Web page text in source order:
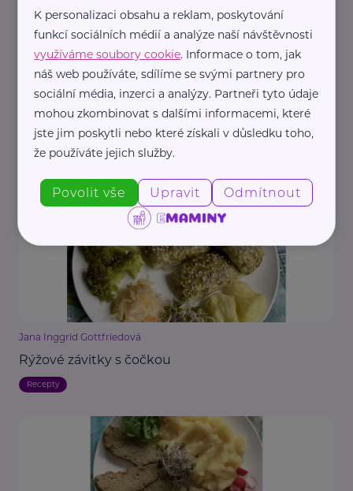
Jana Inggrid Gottfriedová
Kapustové karbanátky s fazolemi
Recepty
Jana Inggrid Gottfriedová
Rýžové závitky s čočkou
Recepty
K personalizaci obsahu a reklam, poskytování
funkcí sociálních médií a analýze naší návštěvnosti
využíváme soubory cookie. Informace o tom, jak
náš web používáte, sdílíme se svými partnery pro
sociální média, inzerci a analýzy. Partneři tyto údaje
mohou zkombinovat s dalšími informacemi, které
jste jim poskytli nebo které získali v důsledku toho,
že používáte jejich služby.
Povolit vše Upravit Odmítnout